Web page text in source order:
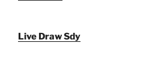
Live Draw Sdy